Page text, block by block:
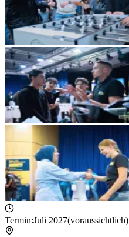
Termin:Juli 2027(voraussichtlich)